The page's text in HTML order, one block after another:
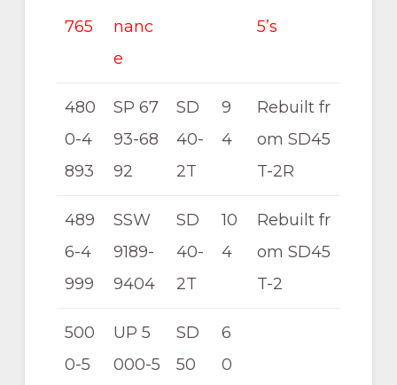
765
nanc
e
5’s
480
0-4
893
SP 67
93-68
92
SD
40-
2T
9
4
Rebuilt fr
om SD45
T-2R
489
6-4
999
SSW
9189-
9404
SD
40-
2T
10
4
Rebuilt fr
om SD45
T-2
500
0-5
UP 5
000-5
SD
50
6
0